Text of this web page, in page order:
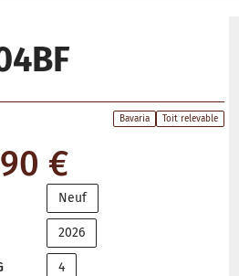
Bavaria Toit relevable
€
Neuf
2026
4